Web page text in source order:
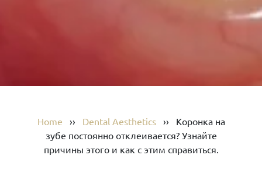
Home ›› Dental Aesthetics›› Коронка на
зубе постоянно отклеивается? Узнайте
причины этого и как с этим справиться.